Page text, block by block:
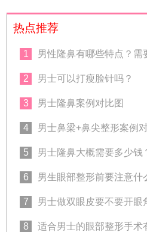
热点推荐
1 男性隆鼻有哪些特点？需
2 男士可以打瘦脸针吗？
3 男士隆鼻案例对比图
4 男士鼻梁+鼻尖整形案例
5 男士隆鼻大概需要多少钱
6 男生眼部整形前要注意什
7 男士做双眼皮要不要开眼
8 适合男士的眼部整形手术